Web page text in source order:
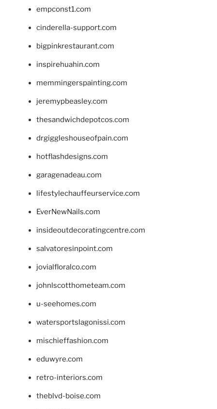
empconst1.com
cinderella-support.com
bigpinkrestaurant.com
inspirehuahin.com
memmingerspainting.com
jeremypbeasley.com
thesandwichdepotcos.com
drgiggleshouseofpain.com
hotflashdesigns.com
garagenadeau.com
lifestylechauffeurservice.com
EverNewNails.com
insideoutdecoratingcentre.com
salvatoresinpoint.com
jovialfloralco.com
johnlscotthometeam.com
u-seehomes.com
watersportslagonissi.com
mischieffashion.com
eduwyre.com
retro-interiors.com
theblvd-boise.com